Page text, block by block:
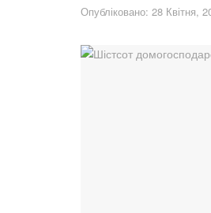
Опубліковано: 28 Квітня,